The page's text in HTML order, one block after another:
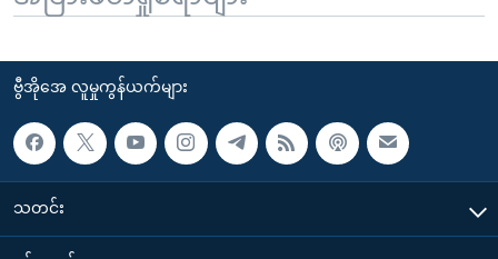
ဗွီအိုအေ လူမှုကွန်ယက်များ
သတင်း